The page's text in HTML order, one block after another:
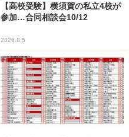
【高校受験】横須賀の私立4校が
参加…合同相談会10/12
2026.8.5